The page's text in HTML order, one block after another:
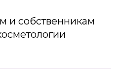
и собственникам